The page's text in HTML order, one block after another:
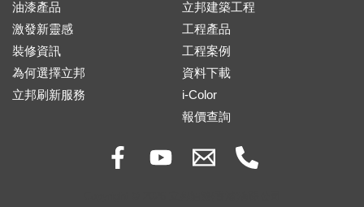
油漆產品
激發新靈感
裝修資訊
為何選擇立邦
立邦刷新服務
立邦建築工程
工程產品
工程案例
資料下載
i-Color
報價查詢